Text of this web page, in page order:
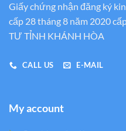
Giấy chứng nhận đăng ký
cấp 28 tháng 8 năm 2020
TƯ TỈNH KHÁNH HÒA
CALL US E-MAIL
My account